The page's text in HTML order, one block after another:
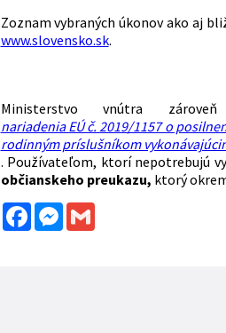
Zoznam vybraných úkonov ako aj
www.slovensko.sk.
Ministerstvo vnútra
nariadenia EÚ č. 2019/1157 o
rodinným príslušníkom
. Používateľom, ktorí nepotrebujú
občianskeho preukazu, ktorý
FacebookMessenger
Gmail